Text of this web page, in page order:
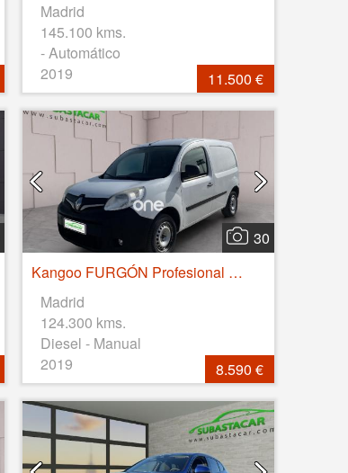
Madrid
145.100 kms.
- Automático
2019
11.500 €
30
Kangoo FURGÓN Profesional dCi 55kW (75CV) Euro 6
Madrid
124.300 kms.
Diesel - Manual
2019
8.590 €